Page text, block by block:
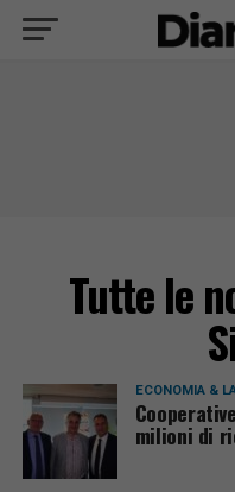
Tutte le
ECONOMIA &
milioni di